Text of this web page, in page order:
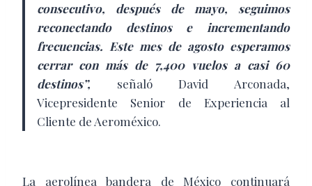
consecutivo, después de mayo, seguimos
reconectando destinos e incrementando
frecuencias. Este mes de agosto esperamos
cerrar con más de 7,400 vuelos a casi 60
destinos”, señaló David Arconada,
Vicepresidente Senior de Experiencia al
Cliente de Aeroméxico.
La aerolínea bandera de México continuará